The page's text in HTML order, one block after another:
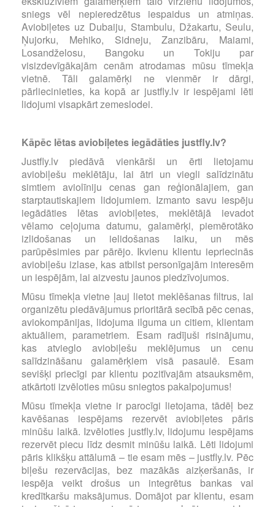
sniegs vēl nepieredzētus iespaidus un atmiņas.
Aviobiļetes uz Dubaiju, Stambulu, Džakartu, Seulu,
Ņujorku, Mehiko, Sidneju, Zanzibāru, Maiami,
Losandželosu, Bangoku un Tokiju par
visizdevīgākajām cenām atrodamas mūsu tīmekļa
vietnē. Tāli galamērķi ne vienmēr ir dārgi,
pārliecinieties, ka kopā ar justfly.lv ir iespējami lēti
lidojumi visapkārt zemeslodei.
Kāpēc lētas aviobiļetes iegādāties justfly.lv?
Justfly.lv piedāvā vienkārši un ērti lietojamu
aviobiļešu meklētāju, lai ātri un viegli salīdzinātu
simtiem aviolīniju cenas gan reģionālajiem, gan
starptautiskajiem lidojumiem. Izmanto savu iespēju
iegādāties lētas aviobiļetes, meklētājā ievadot
vēlamo ceļojuma datumu, galamērķi, piemērotāko
izlidošanas un ielidošanas laiku, un mēs
parūpēsimies par pārējo. Ikvienu klientu iepriecinās
aviobiļešu izlase, kas atbilst personīgajām interesēm
un iespējām, lai aizvestu jaunos piedzīvojumos.
Mūsu tīmekļa vietne ļauj lietot meklēšanas filtrus, lai
organizētu piedāvājumus prioritārā secībā pēc cenas,
aviokompānijas, lidojuma ilguma un citiem, klientam
aktuāliem, parametriem. Esam radījuši risinājumu,
kas atvieglo aviobiļešu meklējumus un cenu
salīdzināšanu galamērķiem visā pasaulē. Esam
sevišķi priecīgi par klientu pozitīvajām atsauksmēm,
atkārtoti izvēloties mūsu sniegtos pakalpojumus!
Mūsu tīmekļa vietne ir parocīgi lietojama, tādēļ bez
kavēšanas iespējams rezervēt aviobiļetes pāris
minūšu laikā. Izvēloties justfly.lv, lidojumu iespējams
rezervēt piecu līdz desmit minūšu laikā. Lēti lidojumi
pāris klikšķu attālumā – tie esam mēs – justfly.lv. Pēc
biļešu rezervācijas, bez mazākās aizķeršanās, ir
iespēja veikt drošus un integrētus bankas vai
kredītkaršu maksājumus. Domājot par klientu, esam